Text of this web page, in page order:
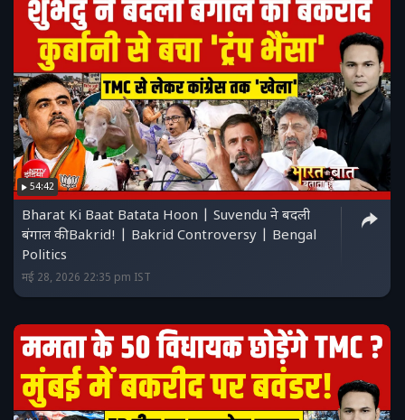
54:42
Bharat Ki Baat Batata Hoon | Suvendu ने बदली
बंगाल की Bakrid! | Bakrid Controversy | Bengal
Politics
मई 28, 2026 22:35 pm IST